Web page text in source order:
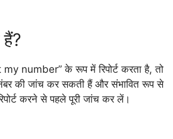
number” के रूप में रिपोर्ट करता है, तो
की जांच कर सकती हैं और संभावित रूप से
करने से पहले पूरी जांच कर लें।